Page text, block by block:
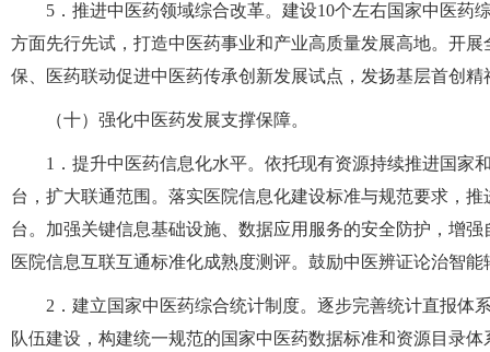
5．推进中医药领域综合改革。建设10个左右国家中医
方面先行先试，打造中医药事业和产业高质量发展高地。开
保、医药联动促进中医药传承创新发展试点，发扬基层首创
（十）强化中医药发展支撑保障。
1．提升中医药信息化水平。依托现有资源持续推进国家
台，扩大联通范围。落实医院信息化建设标准与规范要求，
台。加强关键信息基础设施、数据应用服务的安全防护，增
医院信息互联互通标准化成熟度测评。鼓励中医辨证论治智
2．建立国家中医药综合统计制度。逐步完善统计直报体
队伍建设，构建统一规范的国家中医药数据标准和资源目录